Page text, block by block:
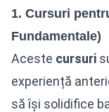
1. Cursuri
Fundamentale)
Aceste cursuri
experiență
să își solidifice